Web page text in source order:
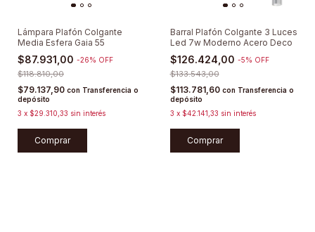
Lámpara Plafón Colgante
Media Esfera Gaia 55
$87.931,00 -26% OFF
$118.810,00
$79.137,90 con Transferencia o
depósito
3 x $29.310,33 sin interés
Comprar
Barral Plafón Colgante 3 Luces
Led 7w Moderno Acero Deco
$126.424,00 -5% OFF
$133.543,00
$113.781,60 con Transferencia o
depósito
3 x $42.141,33 sin interés
Comprar